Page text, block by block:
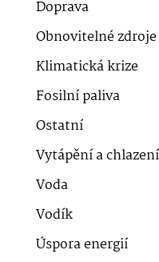
Doprava
Obnovitelné zdroje
Klimatická krize
Fosilní paliva
Ostatní
Vytápění a chlazení
Voda
Vodík
Úspora energií